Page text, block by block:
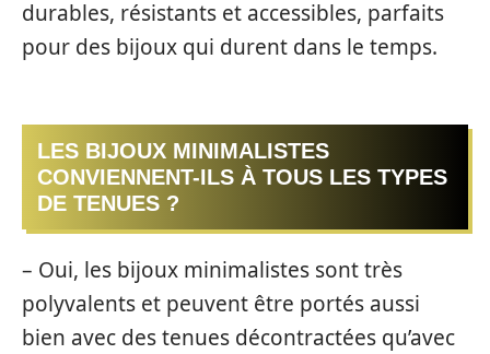
durables, résistants et accessibles, parfaits
pour des bijoux qui durent dans le temps.
LES BIJOUX MINIMALISTES
CONVIENNENT-ILS À TOUS LES TYPES
DE TENUES ?
– Oui, les bijoux minimalistes sont très
polyvalents et peuvent être portés aussi
bien avec des tenues décontractées qu’avec